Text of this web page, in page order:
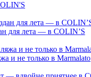
для лета — в COLIN’S
и не только в Marmalato